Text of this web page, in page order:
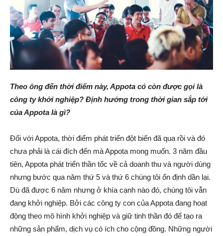
Theo ông đến thời điểm này, Appota có còn được gọi là
công ty khởi nghiệp? Định hướng trong thời gian sắp tới
của Appota là gì?
Đối với Appota, thời điểm phát triển đột biến đã qua rồi và đó
chưa phải là cái đích đến mà Appota mong muốn. 3 năm đầu
tiên, Appota phát triển thần tốc về cả doanh thu và người dùng
nhưng bước qua năm thứ 5 và thứ 6 chúng tôi ổn định dần lại.
Dù đã được 6 năm nhưng ở khía cạnh nào đó, chúng tôi vẫn
đang khởi nghiệp. Bởi các công ty con của Appota đang hoạt
động theo mô hình khởi nghiệp và giữ tinh thần đó để tạo ra
những sản phẩm, dịch vụ có ích cho cộng đồng. Những người